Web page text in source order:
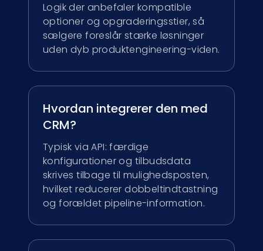
Logik der anbefaler kompatible
optioner og opgraderingsstier, så
sælgere foreslår stærke løsninger
uden dyb produktengineering-viden.
Hvordan integrerer den med
CRM?
Typisk via API: færdige
konfigurationer og tilbudsdata
skrives tilbage til mulighedsposten,
hvilket reducerer dobbeltindtastning
og forældet pipeline-information.